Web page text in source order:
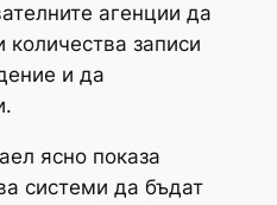
агенции да
записи
и да
ясно показа
системи да бъдат